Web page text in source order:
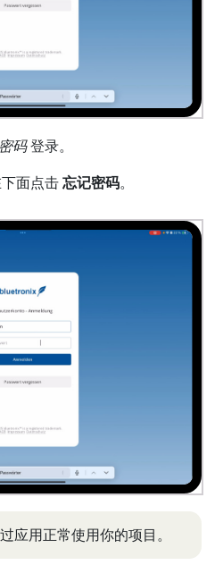
密码登录。
面点击 忘记密码。
应用正常使用你的项目。